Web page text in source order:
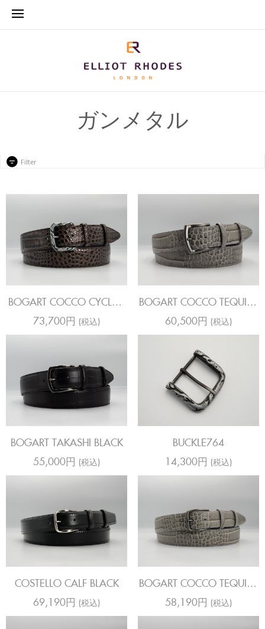
ガンメタル
Filter
BOGART COCCO CYCLOS
IRON
73,700円 (税込)
BOGART COCCO TEQUILA
GRANTE
60,500円 (税込)
BOGART TAKASHI BLACK
55,000円 (税込)
BUCKLE764
14,300円 (税込)
COSTELLO CALF BLACK
69,190円 (税込)
BOGART COCCO TEQUILA
GRANTE
58,190円 (税込)